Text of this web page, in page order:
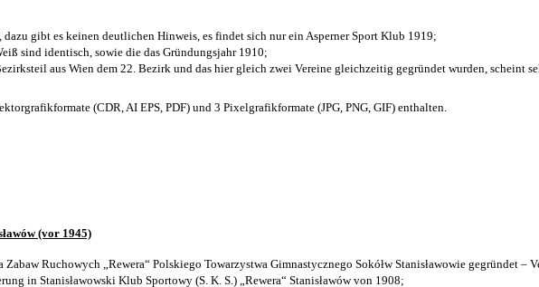
dazu gibt es keinen deutlichen Hinweis, es findet sich nur ein Asperner Sport Klub 1919;
sind identisch, sowie die das Gründungsjahr 1910;
aus Wien dem 22. Bezirk und das hier gleich zwei Vereine gleichzeitig gegründet wurden, scheint
(CDR, AI EPS, PDF) und 3 Pixelgrafikformate (JPG, PNG, GIF) enthalten.
(vor 1945)
Zabaw Ruchowych „Rewera“ Polskiego Towarzystwa Gimnastycznego Sokółw Stanisławowie gegründet –
in Stanisławowski Klub Sportowy (S. K. S.) „Rewera“ Stanisławów von 1908;